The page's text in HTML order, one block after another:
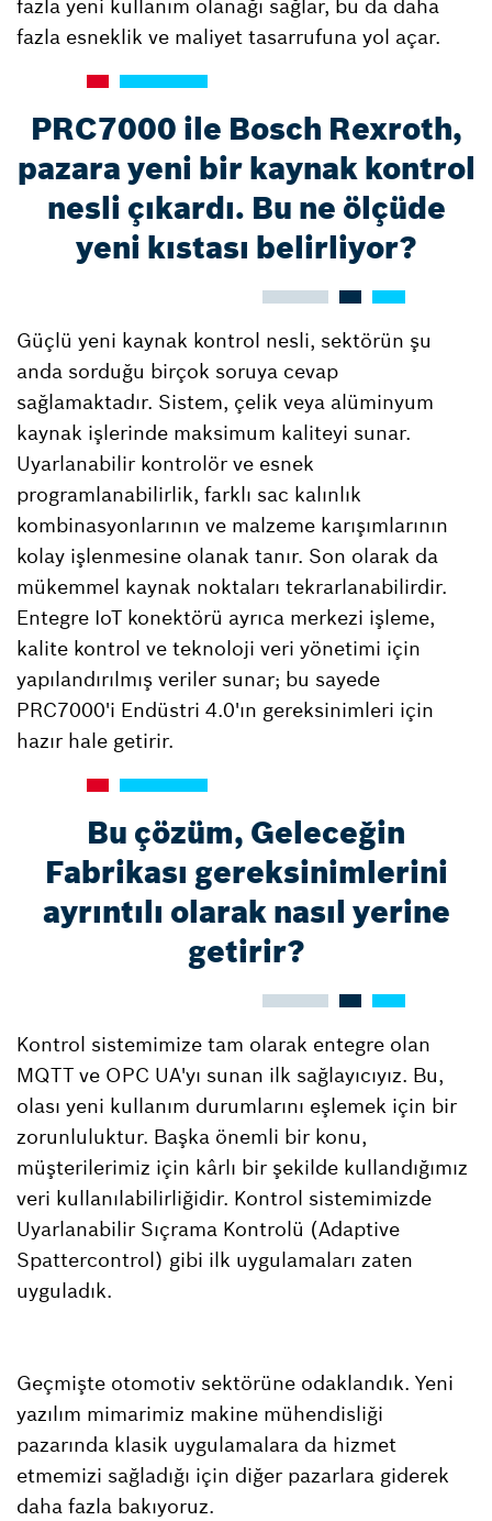
fazla yeni kullanım olanağı sağlar, bu da daha
fazla esneklik ve maliyet tasarrufuna yol açar.
PRC7000 ile Bosch Rexroth,
pazara yeni bir kaynak kontrol
nesli çıkardı. Bu ne ölçüde
yeni kıstası belirliyor?
Güçlü yeni kaynak kontrol nesli, sektörün şu
anda sorduğu birçok soruya cevap
sağlamaktadır. Sistem, çelik veya alüminyum
kaynak işlerinde maksimum kaliteyi sunar.
Uyarlanabilir kontrolör ve esnek
programlanabilirlik, farklı sac kalınlık
kombinasyonlarının ve malzeme karışımlarının
kolay işlenmesine olanak tanır. Son olarak da
mükemmel kaynak noktaları tekrarlanabilirdir.
Entegre IoT konektörü ayrıca merkezi işleme,
kalite kontrol ve teknoloji veri yönetimi için
yapılandırılmış veriler sunar; bu sayede
PRC7000'i Endüstri 4.0'ın gereksinimleri için
hazır hale getirir.
Bu çözüm, Geleceğin
Fabrikası gereksinimlerini
ayrıntılı olarak nasıl yerine
getirir?
Kontrol sistemimize tam olarak entegre olan
MQTT ve OPC UA'yı sunan ilk sağlayıcıyız. Bu,
olası yeni kullanım durumlarını eşlemek için bir
zorunluluktur. Başka önemli bir konu,
müşterilerimiz için kârlı bir şekilde kullandığımız
veri kullanılabilirliğidir. Kontrol sistemimizde
Uyarlanabilir Sıçrama Kontrolü (Adaptive
Spattercontrol) gibi ilk uygulamaları zaten
uyguladık.
Geçmişte otomotiv sektörüne odaklandık. Yeni
yazılım mimarimiz makine mühendisliği
pazarında klasik uygulamalara da hizmet
etmemizi sağladığı için diğer pazarlara giderek
daha fazla bakıyoruz.